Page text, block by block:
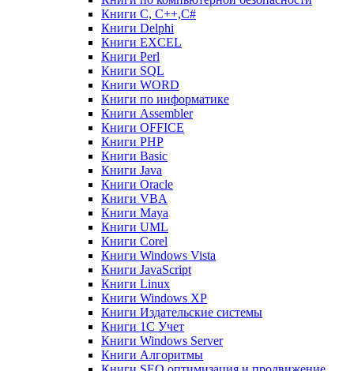
Книги C, C++,С#
Книги Delphi
Книги EXCEL
Книги Perl
Книги SQL
Книги WORD
Книги по информатике
Книги Assembler
Книги OFFICE
Книги PHP
Книги Basic
Книги Java
Книги Oracle
Книги VBA
Книги Maya
Книги UML
Книги Corel
Книги Windows Vista
Книги JavaScript
Книги Linux
Книги Windows XP
Книги Издательские системы
Книги 1C Учет
Книги Windows Server
Книги Алгоритмы